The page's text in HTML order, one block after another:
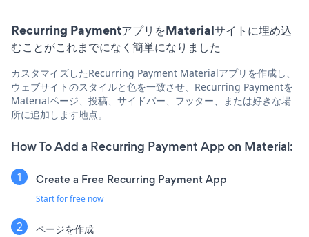
Recurring PaymentアプリをMaterialサイトに埋め込
むことがこれまでになく簡単になりました
カスタマイズしたRecurring Payment Materialアプリを作成し、
ウェブサイトのスタイルと色を一致させ、Recurring Paymentを
Materialページ、投稿、サイドバー、フッター、または好きな場
所に追加します地点。
How To Add a Recurring Payment App on Material:
Create a Free Recurring Payment App
Start for free now
ページを作成